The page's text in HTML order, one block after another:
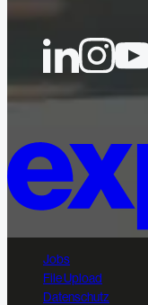
Jobs
File Upload
Datenschutz